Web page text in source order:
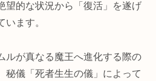
望的な状況から「復活」を遂げ
います。
ルが真なる魔王へ進化する際の
秘儀「死者生生の儀」によって